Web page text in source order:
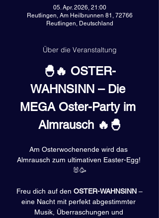
05. Apr. 2026, 21:00
Reutlingen, Am Heilbrunnen 81, 72766
Reutlingen, Deutschland
Über die Veranstaltung
🐣🔥 OSTER-
WAHNSINN – Die
MEGA Oster-Party im
Almrausch 🔥🐣
Am Osterwochenende wird das
Almrausch zum ultimativen Easter-Egg!
🐰🥳
Freu dich auf den OSTER-WAHNSINN –
eine Nacht mit perfekt abgestimmter
Musik, Überraschungen und